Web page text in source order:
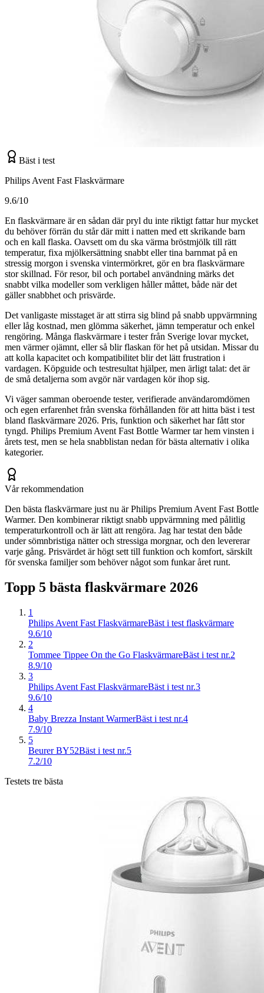
Bäst i test
Philips Avent Fast Flaskvärmare
9.6/10
En flaskvärmare är en sådan där pryl du inte riktigt fattar hur mycket
du behöver förrän du står där mitt i natten med ett skrikande barn
och en kall flaska. Oavsett om du ska värma bröstmjölk till rätt
temperatur, fixa mjölkersättning snabbt eller tina barnmat på en
stressig morgon i svenska vintermörkret, gör en bra flaskvärmare
stor skillnad. För resor, bil och portabel användning märks det
snabbt vilka modeller som verkligen håller måttet, både när det
gäller snabbhet och prisvärde.
Det vanligaste misstaget är att stirra sig blind på snabb uppvärmning
eller låg kostnad, men glömma säkerhet, jämn temperatur och enkel
rengöring. Många flaskvärmare i tester från Sverige lovar mycket,
men värmer ojämnt, eller så blir flaskan för het på utsidan. Missar du
att kolla kapacitet och kompatibilitet blir det lätt frustration i
vardagen. Köpguide och testresultat hjälper, men ärligt talat: det är
de små detaljerna som avgör när vardagen kör ihop sig.
Vi väger samman oberoende tester, verifierade användaromdömen
och egen erfarenhet från svenska förhållanden för att hitta bäst i test
bland flaskvärmare 2026. Pris, funktion och säkerhet har fått stor
tyngd. Philips Premium Avent Fast Bottle Warmer tar hem vinsten i
årets test, men se hela snabblistan nedan för bästa alternativ i olika
kategorier.
Vår rekommendation
Den bästa flaskvärmare just nu är Philips Premium Avent Fast Bottle
Warmer. Den kombinerar riktigt snabb uppvärmning med pålitlig
temperaturkontroll och är lätt att rengöra. Jag har testat den både
under sömnbristiga nätter och stressiga morgnar, och den levererar
varje gång. Prisvärdet är högt sett till funktion och komfort, särskilt
för svenska familjer som behöver något som funkar året runt.
Topp 5 bästa flaskvärmare 2026
1
Philips Avent Fast FlaskvärmareBäst i test flaskvärmare
9.6/10
2
Tommee Tippee On the Go FlaskvärmareBäst i test nr.2
8.9/10
3
Philips Avent Fast FlaskvärmareBäst i test nr.3
9.6/10
4
Baby Brezza Instant WarmerBäst i test nr.4
7.9/10
5
Beurer BY52Bäst i test nr.5
7.2/10
Testets tre bästa